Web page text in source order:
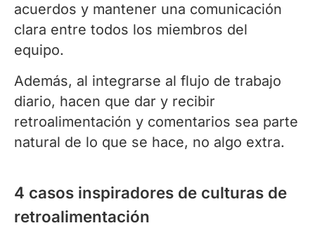
acuerdos y mantener una comunicación
clara entre todos los miembros del
equipo.
Además, al integrarse al flujo de trabajo
diario, hacen que dar y recibir
retroalimentación y comentarios sea parte
natural de lo que se hace, no algo extra.
4 casos inspiradores de culturas de
retroalimentación